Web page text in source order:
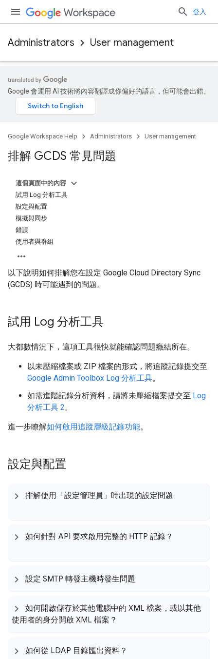
登入
Administrators User management
Google 會運用 AI 技術將內容翻譯成你偏好的語言，但可能會出錯。
Google Workspace Help Administrators User management
排解 GCDS 常見問題
這個頁面中的內容
試用 Log 分析工具
設定與配置
模擬與同步
錯誤
使用者與群組
以下說明如何排解您在設定 Google Cloud Directory Sync
(GCDS) 時可能遇到的問題。
試用 Log 分析工具
大都數情況下，這項工具很快就能確認問題癥結所在。
以未壓縮檔案或 ZIP 檔案的形式，將追蹤記錄提交至
Google Admin Toolbox Log 分析工具。
如需進階記錄分析資料，請將未壓縮檔案提交至 Log
分析工具 2。
進一步瞭解如何啟用追蹤層級記錄功能。
設定與配置
排解使用「設定管理員」時出現的設定問題
如何針對 API 要求啟用完整的 HTTP 記錄？
設定 SMTP 轉發主機時發生問題
如何開啟儲存於其他電腦中的 XML 檔案，或以其他
使用者的身分開啟 XML 檔案？
如何從 LDAP 目錄匯出資料？